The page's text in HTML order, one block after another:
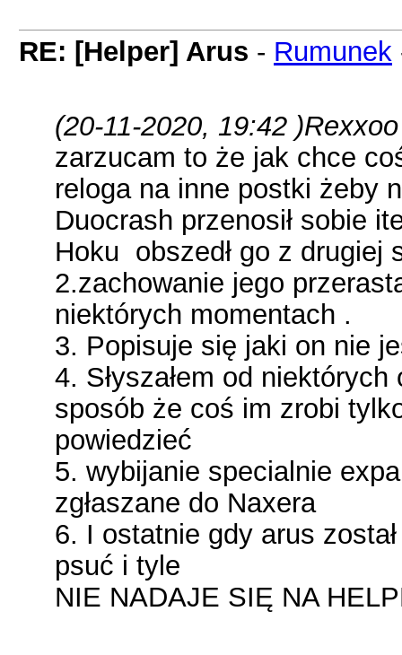
RE: [Helper] Arus - Rumunek
(20-11-2020, 19:42 )
zarzucam to że jak chce
reloga na inne postki żeby
Duocrash przenosił sobie
Hoku obszedł go z drugiej
2.zachowanie jego
niektórych momentach .
3. Popisuje się jaki on nie
4. Słyszałem od
sposób że coś im zrobi
powiedzieć
5. wybijanie specialnie
zgłaszane do Naxera
6. I ostatnie gdy arus
psuć i tyle
NIE NADAJE SIĘ NA